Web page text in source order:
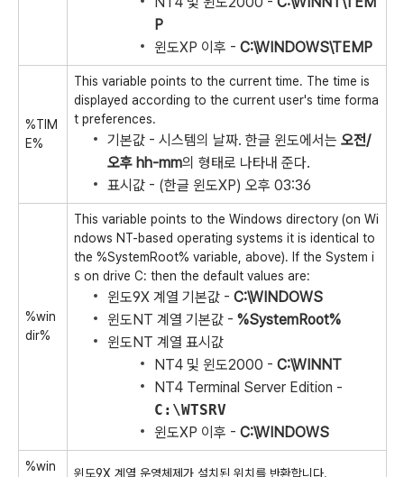
P
윈도XP 이후 - C:\WINDOWS\TEMP
%TIM
E%
This variable points to the current time. The time is
displayed according to the current user's time forma
t preferences.
기본값 - 시스템의 날짜. 한글 윈도에서는 오전/
오후 hh-mm의 형태로 나타내 준다.
표시값 - (한글 윈도XP) 오후 03:36
%win
dir%
This variable points to the Windows directory (on Wi
ndows NT-based operating systems it is identical to
the %SystemRoot% variable, above). If the System i
s on drive C: then the default values are:
윈도9X 계열 기본값 - C:\WINDOWS
윈도NT 계열 기본값 - %SystemRoot%
윈도NT 계열 표시값
NT4 및 윈도2000 - C:\WINNT
NT4 Terminal Server Edition -
C:\WTSRV
윈도XP 이후 - C:\WINDOWS
%win 윈도9X 계열 운영체제가 설치된 위치를 반환합니다.